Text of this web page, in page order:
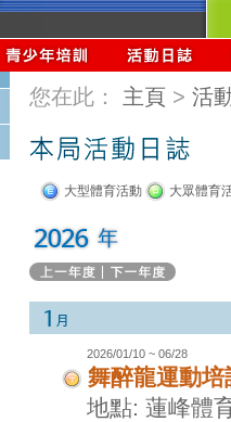
您在此： 主頁 > 活
大型體育活動 大眾體育
2026/01/10 ~ 06/28
舞醉龍運動培
地點: 蓮峰體